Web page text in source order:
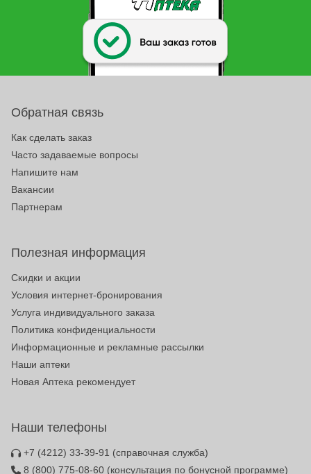
Обратная связь
Как сделать заказ
Часто задаваемые вопросы
Напишите нам
Вакансии
Партнерам
Полезная информация
Скидки и акции
Условия интернет-бронирования
Услуга индивидуального заказа
Политика конфиденциальности
Информационные и рекламные рассылки
Наши аптеки
Новая Аптека рекомендует
Наши телефоны
+7 (4212) 33-39-91 (справочная служба)
8 (800) 775-08-60 (консультация по бонусной программе)